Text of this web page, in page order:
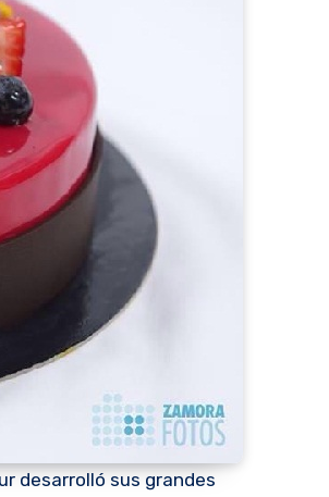
desarrolló sus grandes